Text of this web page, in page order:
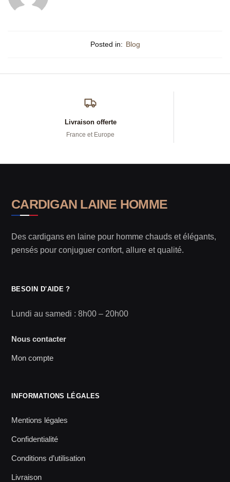
Posted in: Blog
Livraison offerte
France et Europe
CARDIGAN LAINE HOMME
Des cardigans en laine pour homme chauds et élégants,
pensés pour conjuguer confort, allure et qualité.
BESOIN D'AIDE ?
Lundi au samedi : 8h00 – 20h00
Nous contacter
Mon compte
INFORMATIONS LÉGALES
Mentions légales
Confidentialité
Conditions d’utilisation
Livraison